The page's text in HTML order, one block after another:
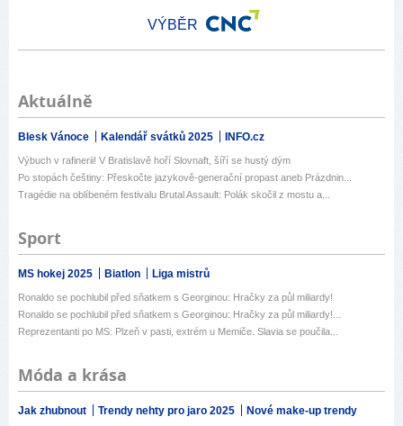
VÝBĚR
Aktuálně
Blesk Vánoce Kalendář svátků 2025 INFO.cz
Výbuch v rafinerii! V Bratislavě hoří Slovnaft, šíří se hustý dým
Po stopách češtiny: Přeskočte jazykově-generační propast aneb Prázdnin...
Tragédie na oblíbeném festivalu Brutal Assault: Polák skočil z mostu a...
Sport
MS hokej 2025 Biatlon Liga mistrů
Ronaldo se pochlubil před sňatkem s Georginou: Hračky za půl miliardy!
Ronaldo se pochlubil před sňatkem s Georginou: Hračky za půl miliardy!...
Reprezentanti po MS: Plzeň v pasti, extrém u Memiče. Slavia se poučila...
Móda a krása
Jak zhubnout Trendy nehty pro jaro 2025 Nové make-up trendy